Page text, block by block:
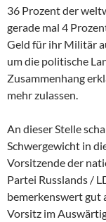
36 Prozent der
gerade mal 4
Geld für ihr Militär
um die politische
Zusammenhang
mehr zulassen.
An dieser Stelle
Schwergewicht in
Vorsitzende der
Partei Russlands /
bemerkenswert gut
Vorsitz im